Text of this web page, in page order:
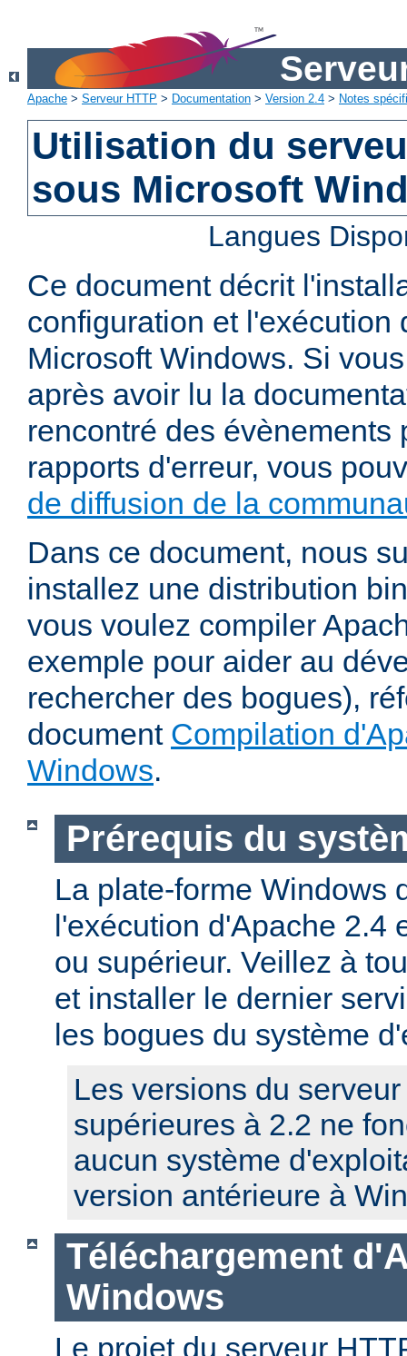
Apache > Serveur HTTP > Documentation > Version 2.4 > Notes
Utilisation du
sous Microsoft
Langues
Ce document décrit
configuration et l'exécution
Microsoft Windows. Si
après avoir lu la
rencontré des évènements
rapports d'erreur, vous
de diffusion de la
Dans ce document, nous
installez une distribution
vous voulez compiler
exemple pour aider au
rechercher des bogues),
document Compilation
Windows.
Prérequis du
La plate-forme Windows
l'exécution d'Apache 2.4
ou supérieur. Veillez à
et installer le dernier
les bogues du système
Les versions du
supérieures à 2.2 ne
aucun système
version antérieure à
Téléchargement
Windows
Le projet du serveur